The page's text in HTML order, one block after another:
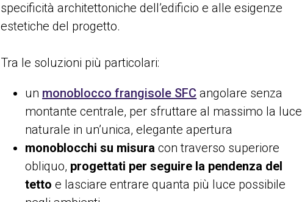
specificità architettoniche dell’edificio e alle esigenze
estetiche del progetto.
Tra le soluzioni più particolari:
un monoblocco frangisole SFC angolare senza
montante centrale, per sfruttare al massimo la luce
naturale in un’unica, elegante apertura
monoblocchi su misura con traverso superiore
obliquo, progettati per seguire la pendenza del
tetto e lasciare entrare quanta più luce possibile